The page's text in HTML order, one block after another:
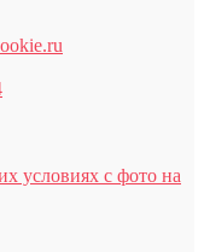
условиях с фото на